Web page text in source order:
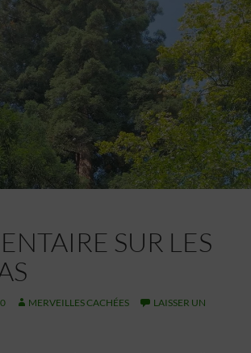
SUR LES
MERVEILLES CACHÉES
LAISSER UN